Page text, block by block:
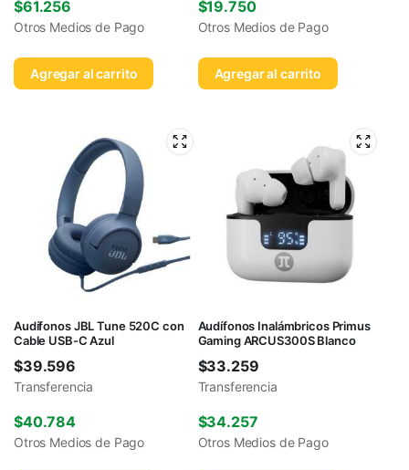
$61.256
Otros Medios de Pago
Agregar al carrito
$19.750
Otros Medios de Pago
Agregar al carrito
Audífonos JBL Tune 520C con
Cable USB-C Azul
$39.596
Transferencia
$40.784
Otros Medios de Pago
Audífonos Inalámbricos Primus
Gaming ARCUS300S Blanco
$33.259
Transferencia
$34.257
Otros Medios de Pago